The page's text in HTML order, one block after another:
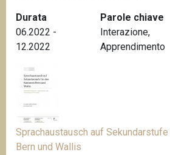
Durata
06.2022 -
12.2022
Parole chiave
Interazione,
Apprendimento
Sprachaustausch auf
Bern und Wallis